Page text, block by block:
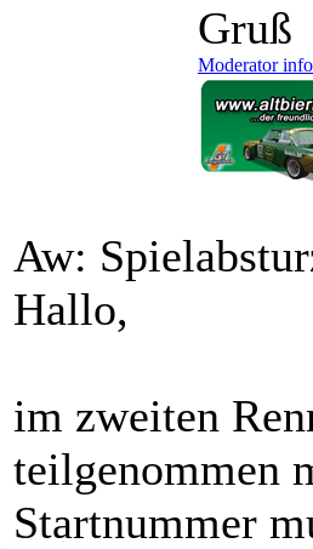
Gruß
Moderator
Aw:
Hallo,
im zweiten
teilgenommen
Startnummer